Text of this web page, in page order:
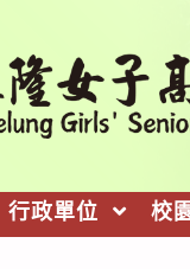
行政單位 校